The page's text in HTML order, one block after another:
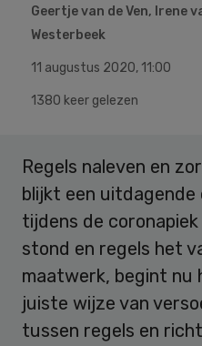
Geertje van de Ven, Irene
Westerbeek
11 augustus 2020, 11:00
1380 keer gelezen
Regels naleven en
blijkt een uitdagende
tijdens de
stond en regels het
maatwerk, begint nu
juiste wijze van
tussen regels en